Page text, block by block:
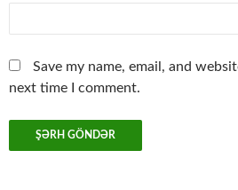
Save my name, email, and
next time I comment.